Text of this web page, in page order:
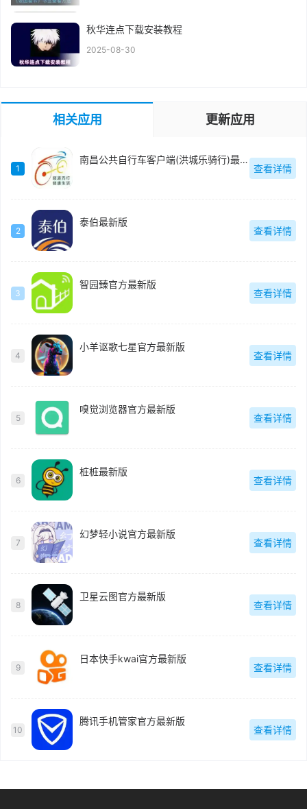
秋华连点下载安装教程
2025-08-30
相关应用 更新应用
1
南昌公共自行车客户端(洪城乐骑行)最新版
查看详情
2
泰伯最新版
查看详情
3
智园臻官方最新版
查看详情
4
小羊讴歌七星官方最新版
查看详情
5
嗅觉浏览器官方最新版
查看详情
6
桩桩最新版
查看详情
7
幻梦轻小说官方最新版
查看详情
8
卫星云图官方最新版
查看详情
9
日本快手kwai官方最新版
查看详情
10
腾讯手机管家官方最新版
查看详情